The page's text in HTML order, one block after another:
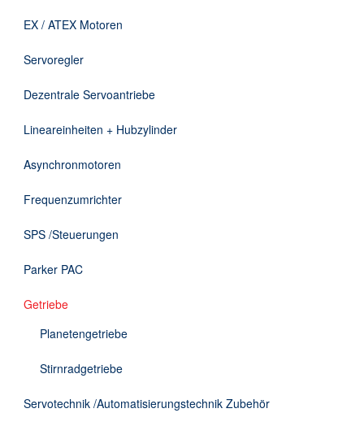
Kontakt
EX / ATEX Motoren
Servoregler
Dezentrale Servoantriebe
Lineareinheiten + Hubzylinder
Asynchronmotoren
Frequenzumrichter
SPS /Steuerungen
Parker PAC
Getriebe
Planetengetriebe
Stirnradgetriebe
Servotechnik /Automatisierungstechnik Zubehör